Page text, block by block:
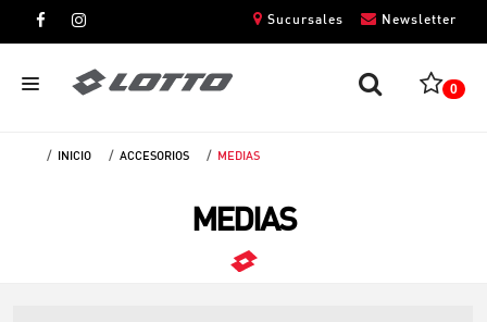
Newsletter
Sucursales
0
INICIO ACCESORIOS MEDIAS
MEDIAS